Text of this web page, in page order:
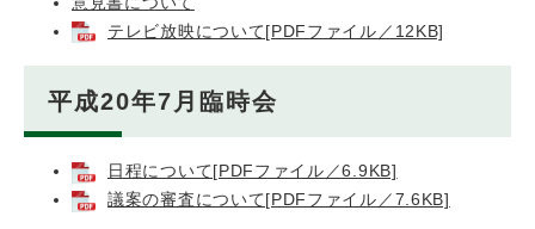
テレビ放映について[PDFファイル／12KB]
平成20年7月臨時会
日程について[PDFファイル／6.9KB]
議案の審査について[PDFファイル／7.6KB]